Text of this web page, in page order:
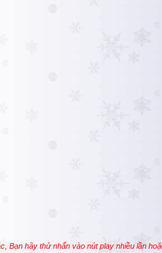
Bạn hãy thử nhấn vào nút play nhiều lần